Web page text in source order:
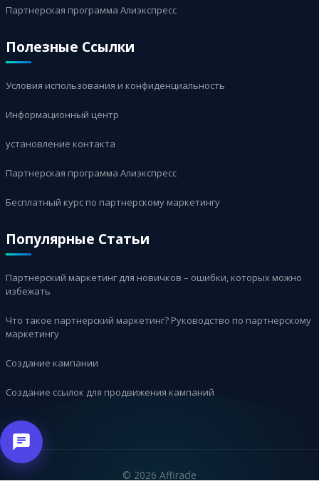
Партнерская программа Алиэкспресс
Полезные Ссылки
Условия использования и конфиденциальность
Информационный центр
установление контакта
Партнерская программа Алиэкспресс
Бесплатный курс по партнерскому маркетингу
Популярные Статьи
Партнерский маркетинг для новичков – ошибки, которых можно
избежать
Что такое партнерский маркетинг? Руководство по партнерскому
маркетингу
Создание кампании
Создание ссылок для продвижения кампаний
© 2026 Affiracle